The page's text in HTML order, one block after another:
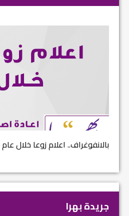
بالانفوغراف.. اعلام زوعا خلال عام 2017...
جريدة بهرا